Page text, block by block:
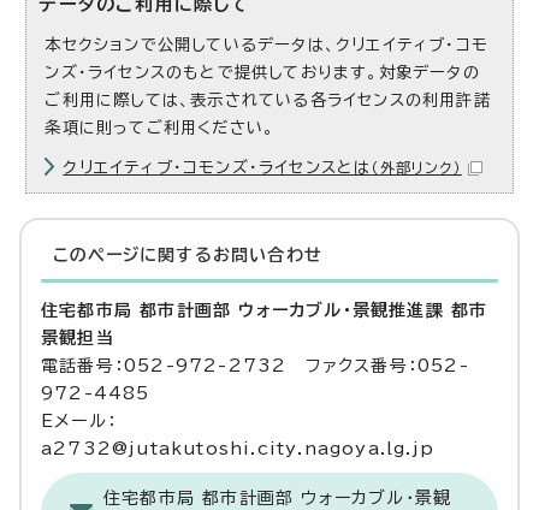
データのご利用に際して
本セクションで公開しているデータは、クリエイティブ・コモ
ンズ・ライセンスのもとで提供しております。対象データの
ご利用に際しては、表示されている各ライセンスの利用許諾
条項に則ってご利用ください。
クリエイティブ・コモンズ・ライセンスとは （外部リンク）
このページに関する お問い合わせ
住宅都市局 都市計画部 ウォーカブル・景観推進課 都市
景観担当
電話番号：052-972-2732 ファクス番号：052-
972-4485
Eメール：
a2732@jutakutoshi.city.nagoya.lg.jp
住宅都市局 都市計画部 ウォーカブル・景観